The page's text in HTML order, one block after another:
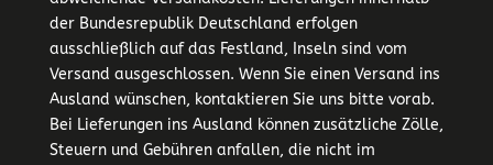
der Bundesrepublik Deutschland erfolgen
ausschließlich auf das Festland, Inseln sind vom
Versand ausgeschlossen. Wenn Sie einen Versand ins
Ausland wünschen, kontaktieren Sie uns bitte vorab.
Bei Lieferungen ins Ausland können zusätzliche Zölle,
Steuern und Gebühren anfallen, die nicht im